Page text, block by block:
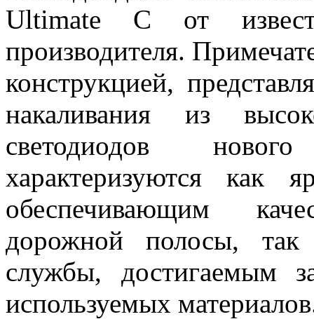
Ultimate C от
производителя.
конструкцией,
накаливания из
светодиодов
характеризуются
обеспечивающим
дорожной полосы,
службы, достигаемым
используемых